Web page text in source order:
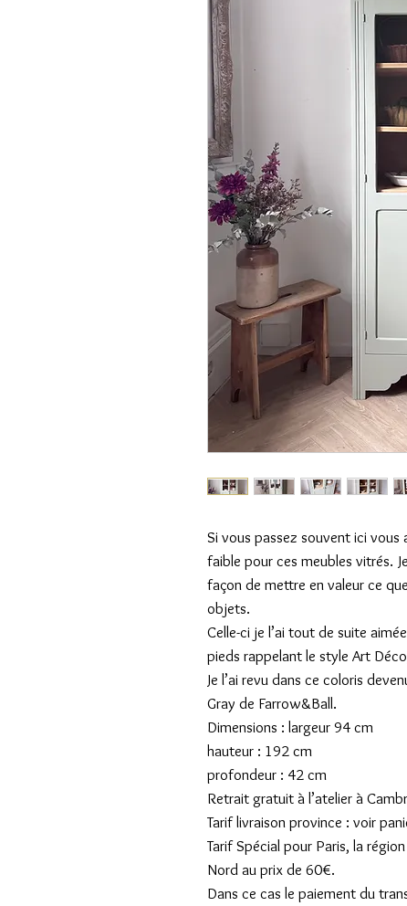
Si vous passez souvent ici vous
faible pour ces meubles vitrés.
façon de mettre en valeur ce
objets.
Celle-ci je l’ai tout de suite
pieds rappelant le style Art
Je l’ai revu dans ce coloris
Gray de Farrow&Ball.
Dimensions : largeur 94 cm
hauteur : 192 cm
profondeur : 42 cm
Retrait gratuit à l’atelier à
Tarif livraison province : voir
Tarif Spécial pour Paris, la
Nord au prix de 60€.
Dans ce cas le paiement du